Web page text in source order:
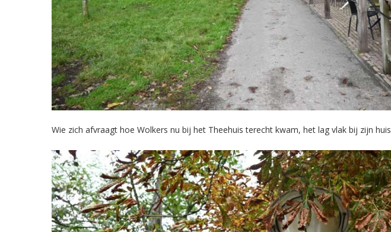
Wie zich afvraagt hoe Wolkers nu bij het Theehuis terecht kwam, het lag vlak bij zijn huis